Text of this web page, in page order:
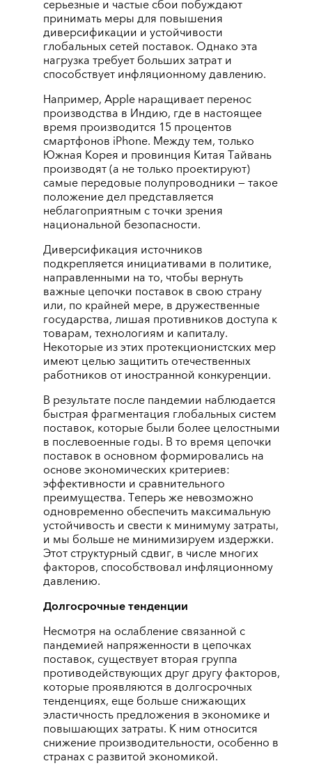
серьезные и частые сбои побуждают
принимать меры для повышения
диверсификации и устойчивости
глобальных сетей поставок. Однако эта
нагрузка требует больших затрат и
способствует инфляционному давлению.
Например, Apple наращивает перенос
производства в Индию, где в настоящее
время производится 15 процентов
смартфонов iPhone. Между тем, только
Южная Корея и провинция Китая Тайвань
производят (а не только проектируют)
самые передовые полупроводники — такое
положение дел представляется
неблагоприятным с точки зрения
национальной безопасности.
Диверсификация источников
подкрепляется инициативами в политике,
направленными на то, чтобы вернуть
важные цепочки поставок в свою страну
или, по крайней мере, в дружественные
государства, лишая противников доступа к
товарам, технологиям и капиталу.
Некоторые из этих протекционистских мер
имеют целью защитить отечественных
работников от иностранной конкуренции.
В результате после пандемии наблюдается
быстрая фрагментация глобальных систем
поставок, которые были более целостными
в послевоенные годы. В то время цепочки
поставок в основном формировались на
основе экономических критериев:
эффективности и сравнительного
преимущества. Теперь же невозможно
одновременно обеспечить максимальную
устойчивость и свести к минимуму затраты,
и мы больше не минимизируем издержки.
Этот структурный сдвиг, в числе многих
факторов, способствовал инфляционному
давлению.
Долгосрочные тенденции
Несмотря на ослабление связанной с
пандемией напряженности в цепочках
поставок, существует вторая группа
противодействующих друг другу факторов,
которые проявляются в долгосрочных
тенденциях, еще больше снижающих
эластичность предложения в экономике и
повышающих затраты. К ним относится
снижение производительности, особенно в
странах с развитой экономикой.